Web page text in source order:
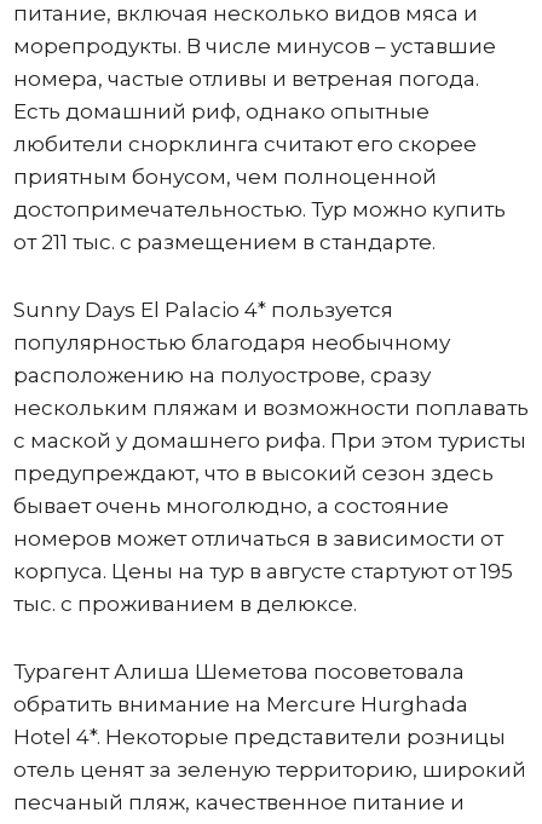
питание, включая несколько видов мяса и
морепродукты. В числе минусов – уставшие
номера, частые отливы и ветреная погода.
Есть домашний риф, однако опытные
любители снорклинга считают его скорее
приятным бонусом, чем полноценной
достопримечательностью. Тур можно купить
от 211 тыс. с размещением в стандарте.
Sunny Days El Palacio 4* пользуется
популярностью благодаря необычному
расположению на полуострове, сразу
нескольким пляжам и возможности поплавать
с маской у домашнего рифа. При этом туристы
предупреждают, что в высокий сезон здесь
бывает очень многолюдно, а состояние
номеров может отличаться в зависимости от
корпуса. Цены на тур в августе стартуют от 195
тыс. с проживанием в делюксе.
Турагент Алиша Шеметова посоветовала
обратить внимание на Mercure Hurghada
Hotel 4*. Некоторые представители розницы
отель ценят за зеленую территорию, широкий
песчаный пляж, качественное питание и